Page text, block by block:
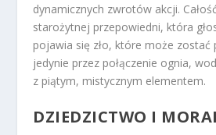
dynamicznych zwrotów akcji.
starożytnej przepowiedni, która
pojawia się zło, które może zostać
jedynie przez połączenie ognia,
z piątym, mistycznym elementem.
DZIEDZICTWO I